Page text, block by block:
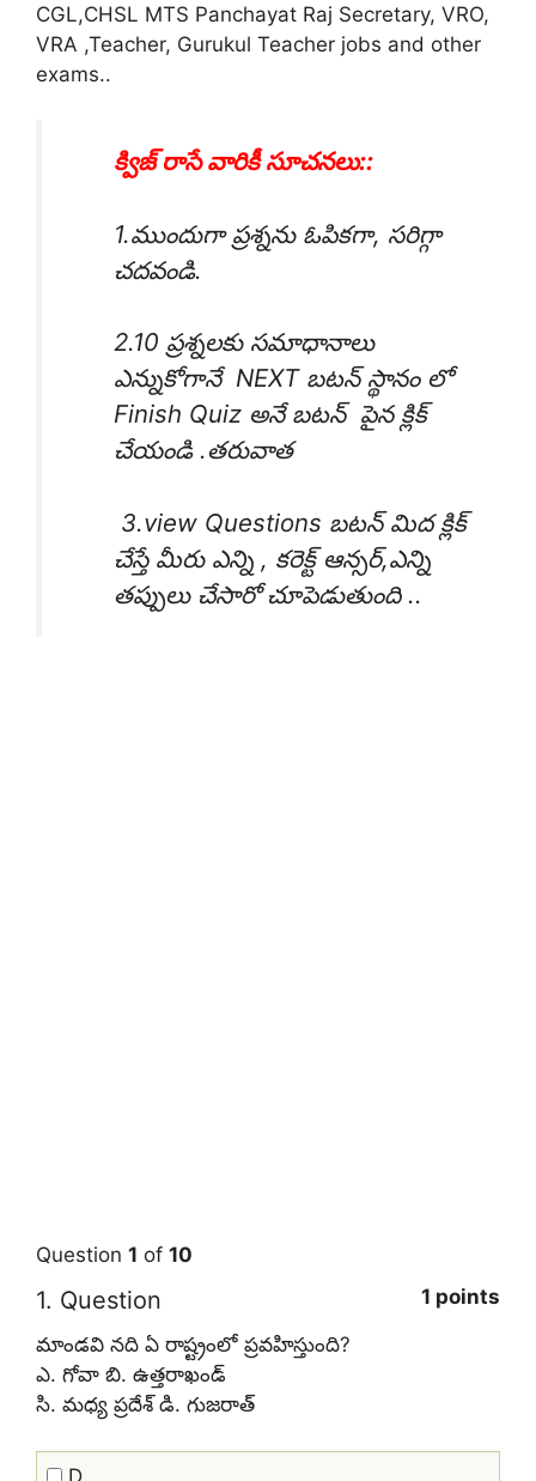
CGL,CHSL MTS Panchayat Raj Secretary, VRO,
VRA ,Teacher, Gurukul Teacher jobs and other
exams..
క్విజ్ రాసే వారికీ సూచనలు::
1.ముందుగా ప్రశ్నను ఓపికగా, సరిగ్గా
చదవండి.
2.10 ప్రశ్నలకు సమాధానాలు
ఎన్నుకోగానే NEXT బటన్ స్థానం లో
Finish Quiz అనే బటన్ పైన క్లిక్
చేయండి .తరువాత
3.view Questions బటన్ మిద క్లిక్
చేస్తే మీరు ఎన్ని , కరెక్ట్ ఆన్సర్,ఎన్ని
తప్పులు చేసారో చూపెడుతుంది ..
Question 1 of 10
1. Question
1 points
మాండవి నది ఏ రాష్ట్రంలో ప్రవహిస్తుంది?
ఎ. గోవా బి. ఉత్తరాఖండ్‌
సి. మధ్య ప్రదేశ్‌ డి. గుజరాత్‌
D